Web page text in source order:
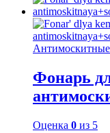
Фонарь
Оценка 0 из 5